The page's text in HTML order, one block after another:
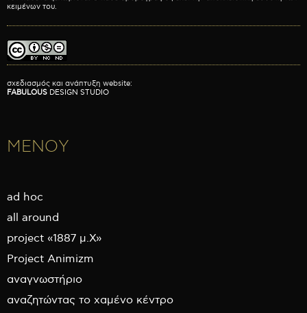
κειμένων του.
σχεδιασμός και ανάπτυξη website:
FABULOUS DESIGN STUDIO
ΜΕΝΟΥ
ad hoc
all around
project «1887 μ.Χ»
Project Animizm
αναγνωστήριο
αναζητώντας το χαμένο κέντρο